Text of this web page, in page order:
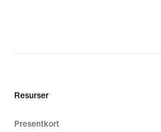
Resurser
Presentkort